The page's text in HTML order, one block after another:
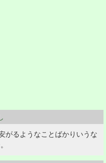
がるようなことばかりいうな